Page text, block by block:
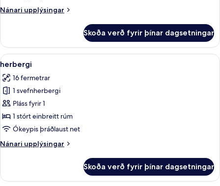
Nánari upplýsingar
Nánari
-
nuddbaðker
Skoða verð fyrir þínar dagsetningar
Skoða
allar
myndir
fyrir
herbergi
Míníbar, öryggishólf í herbergi,
4
herbergi
16 fermetrar
1 svefnherbergi
Pláss fyrir 1
1 stórt einbreitt rúm
Ókeypis þráðlaust net
Nánari upplýsingar
Nánari
Skoða verð fyrir þínar dagsetningar